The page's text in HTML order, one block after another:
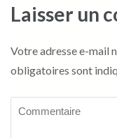
Laisser un
Votre adresse e-mail
obligatoires sont
Commentaire